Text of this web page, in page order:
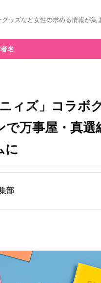
ッズなど女性の求める情報が集
名
ニィズ」コラボ
で万事屋・真選
に
部